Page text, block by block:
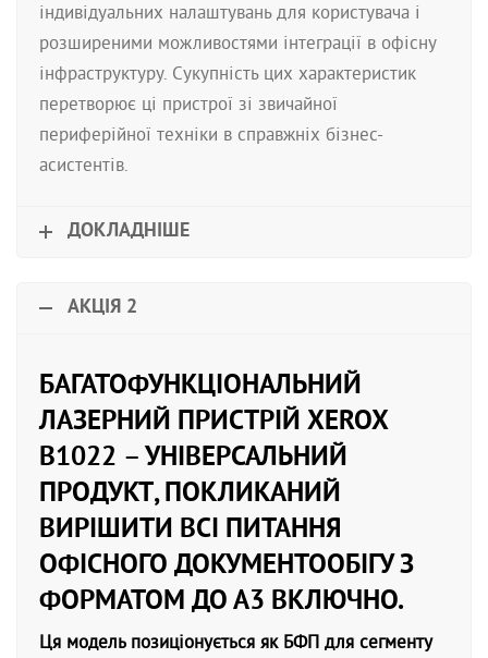
індивідуальних налаштувань для користувача і
розширеними можливостями інтеграції в офісну
інфраструктуру. Сукупність цих характеристик
перетворює ці пристрої зі звичайної
периферійної техніки в справжніх бізнес-
асистентів.
ДОКЛАДНІШЕ
АКЦІЯ 2
БАГАТОФУНКЦІОНАЛЬНИЙ
ЛАЗЕРНИЙ ПРИСТРІЙ XEROX
B1022 – УНІВЕРСАЛЬНИЙ
ПРОДУКТ, ПОКЛИКАНИЙ
ВИРІШИТИ ВСІ ПИТАННЯ
ОФІСНОГО ДОКУМЕНТООБІГУ З
ФОРМАТОМ ДО А3 ВКЛЮЧНО.
Ця модель позиціонується як БФП для сегменту